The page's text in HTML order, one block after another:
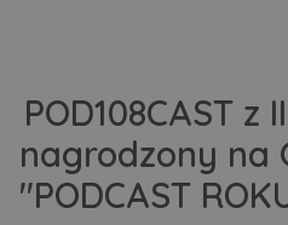
POD108CAST z
nagrodzony na
"PODCAST